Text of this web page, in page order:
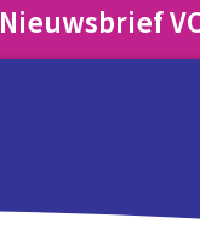
Nieuwsbrief